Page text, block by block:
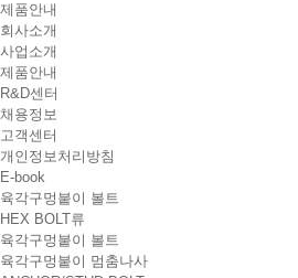
제품안내
회사소개
사업소개
제품안내
R&D센터
채용정보
고객센터
개인정보처리방침
E-book
육각구멍붙이 볼트
HEX BOLT류
육각구멍붙이 볼트
육각구멍붙이 멈춤나사